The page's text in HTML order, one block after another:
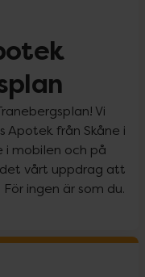
Vi
Apotek från Skåne i
i mobilen och på
vårt uppdrag att
ingen är som du.